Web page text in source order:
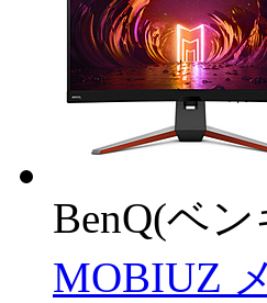
BenQ(ベ
MOBIUZ